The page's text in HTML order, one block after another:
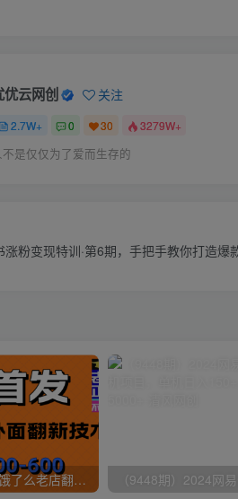
优云网创 关注
2.7W+ 0 30 3279W+
不是仅仅为了爱而生存的
涨粉变现特训·第6期，手把手教你打造爆
全网首发，美团饿了么老店翻新最新技术，一单利润300-600